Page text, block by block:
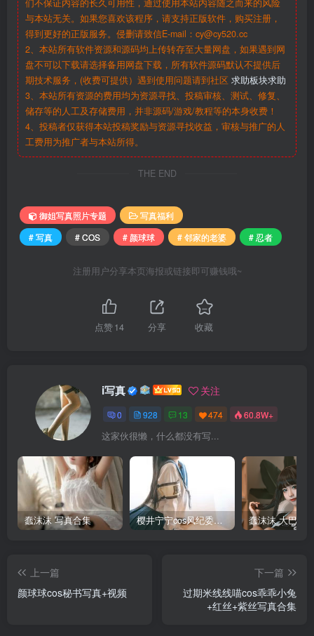
们不保证内容的长久可用性，通过使用本站内容随之而来的风险
与本站无关。如果您喜欢该程序，请支持正版软件，购买注册，
得到更好的正版服务。侵删请致信E-mail：cy@cy520.cc
2、本站所有软件资源和源码均上传转存至大量网盘，如果遇到网
盘不可以下载请选择备用网盘下载，所有软件源码默认不提供后
期技术服务，(收费可提供）遇到使用问题请到社区 求助板块求助
3、本站所有资源的费用均为资源寻找、投稿审核、测试、修复、
储存等的人工及存储费用，并非源码/游戏/教程等的本身收费！
4、投稿者仅获得本站投稿奖励与资源寻找收益，审核与推广的人
工费用为推广者与本站所得。
THE END
御姐写真照片专题
写真福利
# 写真
# COS # 颜球球 # 邻家的老婆 # 忍者
注册用户分享本页海报或链接即可赚钱哦~
点赞14 分享 收藏
i写真 关注
0 928 13 474 60.8W+
这家伙很懒，什么都没有写...
蠢沫沫 写真合集 樱井宁宁cos风纪委员写真套图
上一篇
颜球球cos秘书写真+视频
下一篇
过期米线线喵cos乖乖小兔
+红丝+紫丝写真合集